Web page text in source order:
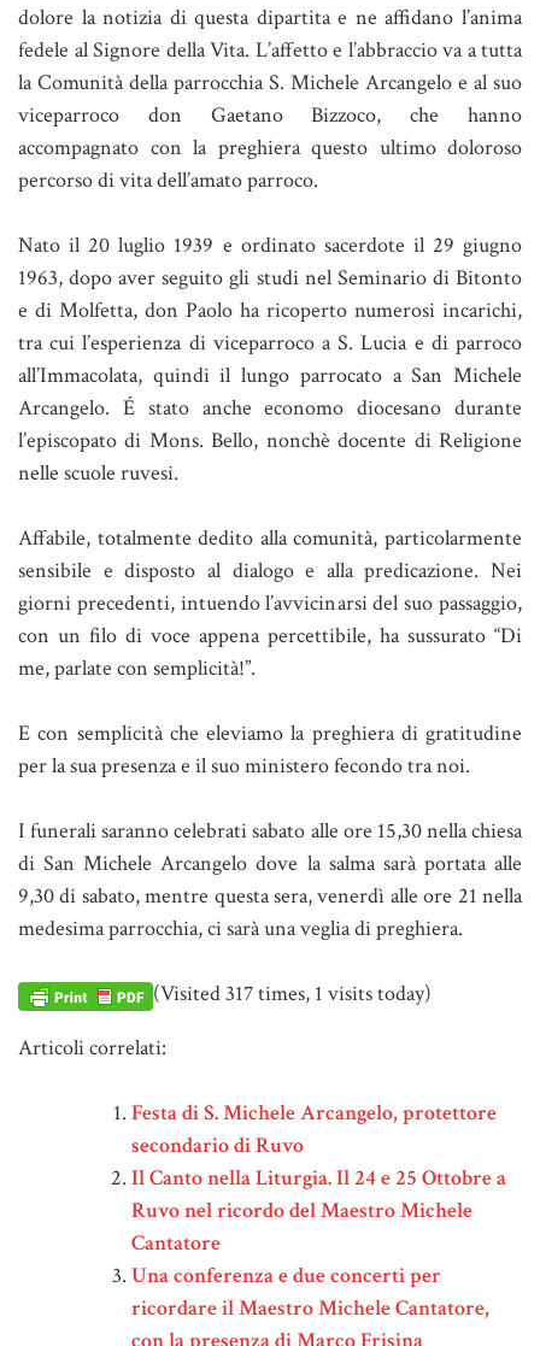
dolore la notizia di questa dipartita e ne affidano l’anima
fedele al Signore della Vita. L’affetto e l’abbraccio va a tutta
la Comunità della parrocchia S. Michele Arcangelo e al suo
viceparroco don Gaetano Bizzoco, che hanno
accompagnato con la preghiera questo ultimo doloroso
percorso di vita dell’amato parroco.
Nato il 20 luglio 1939 e ordinato sacerdote il 29 giugno
1963, dopo aver seguito gli studi nel Seminario di Bitonto
e di Molfetta, don Paolo ha ricoperto numerosi incarichi,
tra cui l’esperienza di viceparroco a S. Lucia e di parroco
all’Immacolata, quindi il lungo parrocato a San Michele
Arcangelo. É stato anche economo diocesano durante
l’episcopato di Mons. Bello, nonchè docente di Religione
nelle scuole ruvesi.
Affabile, totalmente dedito alla comunità, particolarmente
sensibile e disposto al dialogo e alla predicazione. Nei
giorni precedenti, intuendo l’avvicinarsi del suo passaggio,
con un filo di voce appena percettibile, ha sussurato “Di
me, parlate con semplicità!”.
E con semplicità che eleviamo la preghiera di gratitudine
per la sua presenza e il suo ministero fecondo tra noi.
I funerali saranno celebrati sabato alle ore 15,30 nella chiesa
di San Michele Arcangelo dove la salma sarà portata alle
9,30 di sabato, mentre questa sera, venerdì alle ore 21 nella
medesima parrocchia, ci sarà una veglia di preghiera.
(Visited 317 times, 1 visits today)
Articoli correlati:
Festa di S. Michele Arcangelo, protettore
secondario di Ruvo
Il Canto nella Liturgia. Il 24 e 25 Ottobre a
Ruvo nel ricordo del Maestro Michele
Cantatore
Una conferenza e due concerti per
ricordare il Maestro Michele Cantatore,